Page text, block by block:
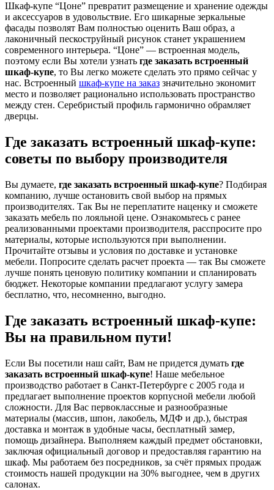
Шкаф-купе “Цоне” превратит размещение и хранение одежды
и аксессуаров в удовольствие. Его шикарные зеркальные
фасады позволят Вам полностью оценить Ваш образ, а
лаконичный пескоструйный рисунок станет украшением
современного интерьера. “Цоне” — встроенная модель,
поэтому если Вы хотели узнать где заказать встроенный
шкаф-купе, то Вы легко можете сделать это прямо сейчас у
нас. Встроенный шкаф-купе на заказ значительно экономит
место и позволяет рационально использовать пространство
между стен. Серебристый профиль гармонично обрамляет
дверцы.
Где заказать встроенный шкаф-купе:
советы по выбору производителя
Вы думаете, где заказать встроенный шкаф-купе? Подбирая
компанию, лучше остановить свой выбор на прямых
производителях. Так Вы не переплатите наценку и сможете
заказать мебель по лояльной цене. Ознакомьтесь с ранее
реализованными проектами производителя, расспросите про
материалы, которые используются при выполнении.
Прочитайте отзывы и условия по доставке и установке
мебели. Попросите сделать расчет проекта — так Вы сможете
лучше понять ценовую политику компании и спланировать
бюджет. Некоторые компании предлагают услугу замера
бесплатно, что, несомненно, выгодно.
Где заказать встроенный шкаф-купе:
Вы на правильном пути!
Если Вы посетили наш сайт, Вам не придется думать где
заказать встроенный шкаф-купе! Наше мебельное
производство работает в Санкт-Петербурге с 2005 года и
предлагает выполнение проектов корпусной мебели любой
сложности. Для Вас первоклассные и разнообразные
материалы (массив, шпон, лакобель, МДФ и др.), быстрая
доставка и монтаж в удобные часы, бесплатный замер,
помощь дизайнера. Выполняем каждый предмет обстановки,
заключая официальный договор и предоставляя гарантию на
шкаф. Мы работаем без посредников, за счёт прямых продаж
стоимость нашей продукции на 30% выгоднее, чем в других
салонах.